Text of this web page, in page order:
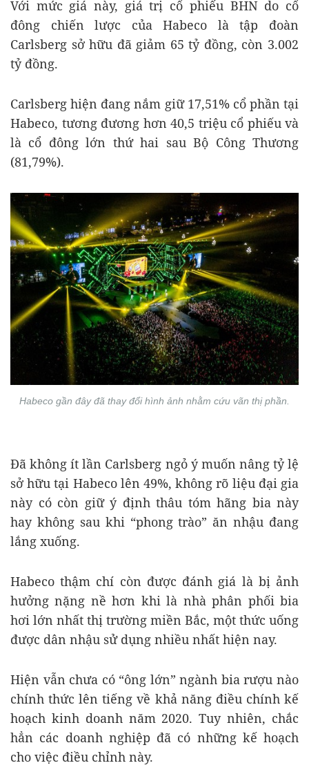
Với mức giá này, giá trị cổ phiếu BHN do cổ
đông chiến lược của Habeco là tập đoàn
Carlsberg sở hữu đã giảm 65 tỷ đồng, còn 3.002
tỷ đồng.
Carlsberg hiện đang nắm giữ 17,51% cổ phần tại
Habeco, tương đương hơn 40,5 triệu cổ phiếu và
là cổ đông lớn thứ hai sau Bộ Công Thương
(81,79%).
Habeco gần đây đã thay đổi hình ảnh nhằm cứu vãn thị phần.
Đã không ít lần Carlsberg ngỏ ý muốn nâng tỷ lệ
sở hữu tại Habeco lên 49%, không rõ liệu đại gia
này có còn giữ ý định thâu tóm hãng bia này
hay không sau khi “phong trào” ăn nhậu đang
lắng xuống.
Habeco thậm chí còn được đánh giá là bị ảnh
hưởng nặng nề hơn khi là nhà phân phối bia
hơi lớn nhất thị trường miền Bắc, một thức uống
được dân nhậu sử dụng nhiều nhất hiện nay.
Hiện vẫn chưa có “ông lớn” ngành bia rượu nào
chính thức lên tiếng về khả năng điều chính kế
hoạch kinh doanh năm 2020. Tuy nhiên, chắc
hẳn các doanh nghiệp đã có những kế hoạch
cho việc điều chỉnh này.